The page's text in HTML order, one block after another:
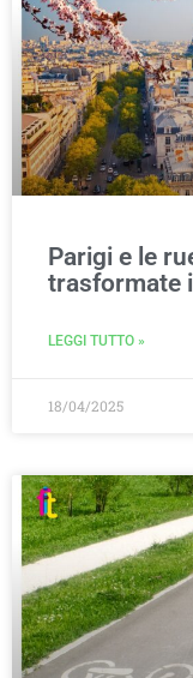
Parigi e le
trasformate
LEGGI TUTTO »
18/04/2025